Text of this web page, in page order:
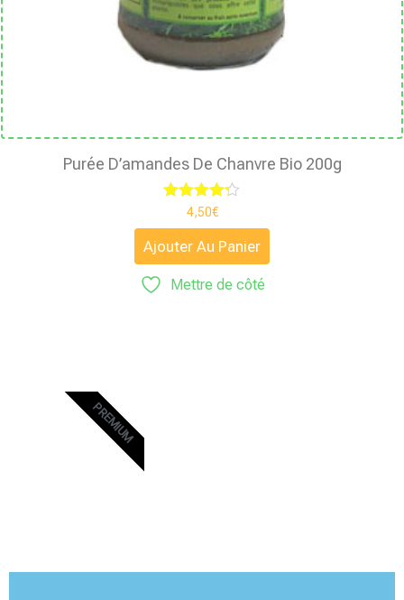
Purée D’amandes De Chanvre Bio 200g
Note
sur 5
4,50€
Ajouter Au Panier
Mettre de côté
PREMIUM